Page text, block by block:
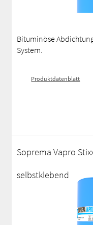
Bituminöse
System.
Produktdatenblatt
Soprema Vapro
selbstklebend